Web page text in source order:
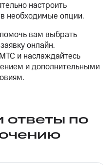
настроить
необходимые опции.
вам выбрать
онлайн.
и наслаждайтесь
и дополнительными
ответы по